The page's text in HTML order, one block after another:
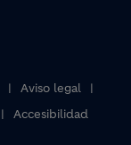
Aviso legal
Accesibilidad